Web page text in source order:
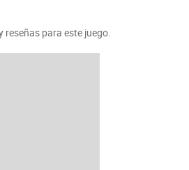
reseñas para este juego.